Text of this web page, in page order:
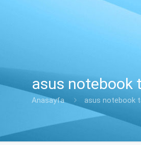
asus notebook
Anasayfa asus notebook